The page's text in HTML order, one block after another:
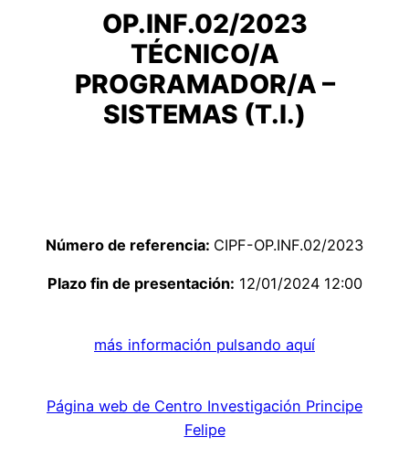
OP.INF.02/2023
TÉCNICO/A
PROGRAMADOR/A –
SISTEMAS (T.I.)
Número de referencia: CIPF-OP.INF.02/2023
Plazo fin de presentación: 12/01/2024 12:00
más información pulsando aquí
Página web de Centro Investigación Principe
Felipe